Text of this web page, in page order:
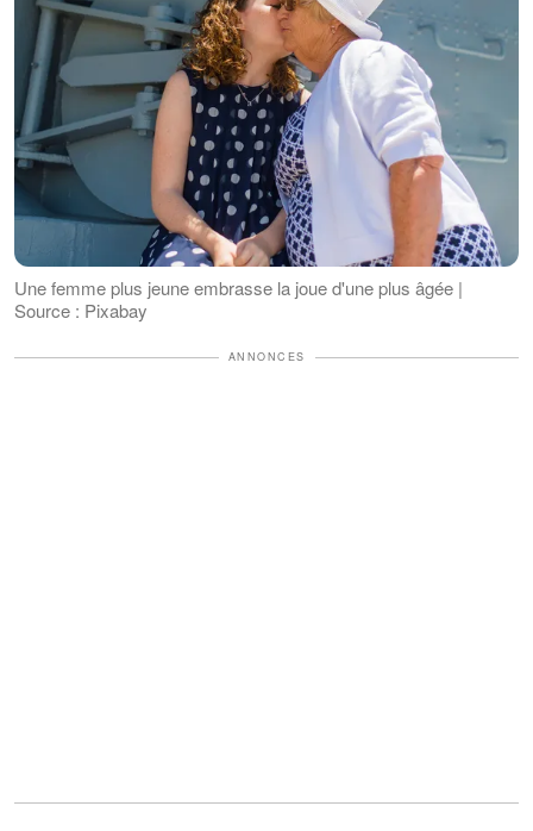
Une femme plus jeune embrasse la joue d'une plus âgée |
Source : Pixabay
ANNONCES